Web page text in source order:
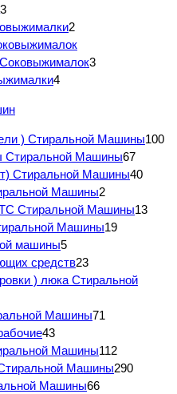
3
2
3
4
) Стиральной Машины100
Стиральной Машины67
Стиральной Машины40
Машины2
Стиральной Машины13
Машины19
машины5
средств23
) люка Стиральной
Машины71
43
Машины112
Машины290
Машины66